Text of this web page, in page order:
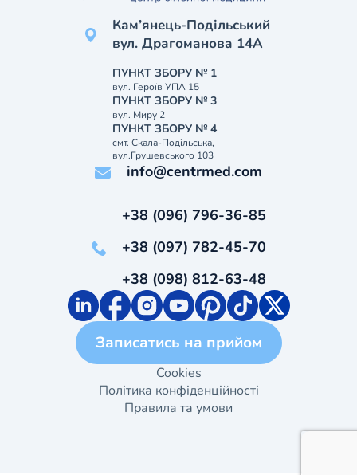
Кам’янець-Подільський
вул. Драгоманова 14А
ПУНКТ ЗБОРУ № 1
вул. Героїв УПА 15
ПУНКТ ЗБОРУ № 3
вул. Миру 2
ПУНКТ ЗБОРУ № 4
смт. Скала-Подільська,
вул.Грушевського 103
info@centrmed.com
+38 (096) 796-36-85
+38 (097) 782-45-70
+38 (098) 812-63-48
Записатись на прийом
Cookies
Політика конфіденційності
Правила та умови